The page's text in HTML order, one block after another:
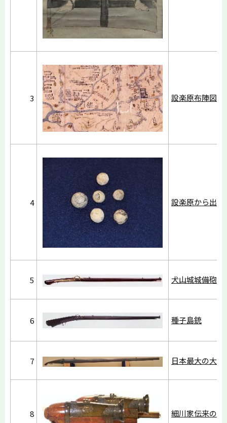
3 設楽原布陣図
4 設楽原から出
5 犬山城城備砲
6 種子島銃
7 日本最大の大鉄
8 細川家伝来の火